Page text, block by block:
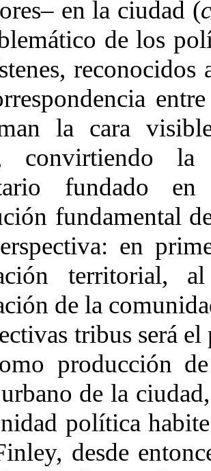
en la ciudad (
de los
reconocidos
la cara
convirtiendo
fundado
fundamental
en
territorial,
de la
tribus será
producción
de la
política
desde